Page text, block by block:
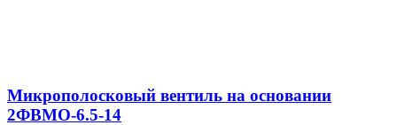
Микрополосковый вентиль на основании
2ФВМO-6.5-14